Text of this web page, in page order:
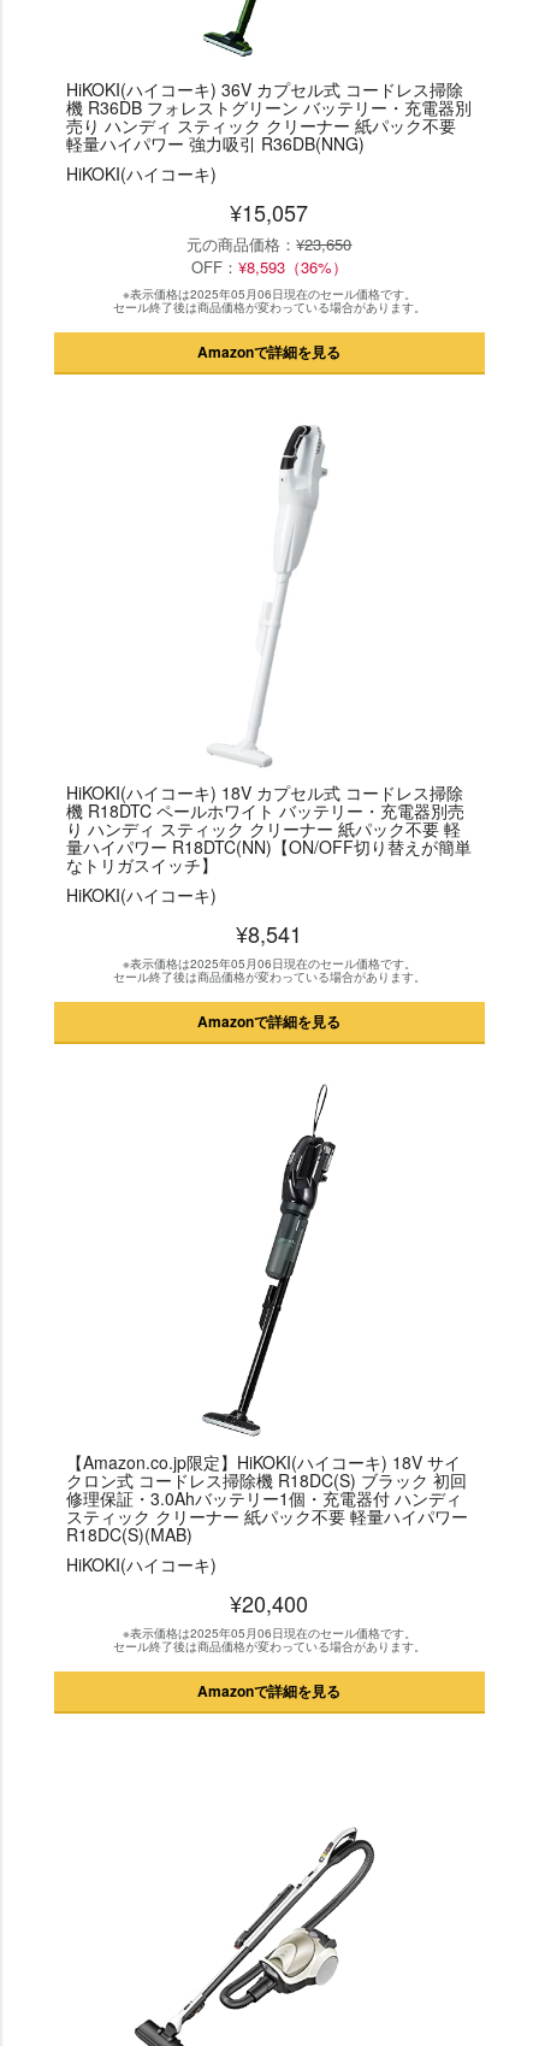
HiKOKI(ハイコーキ) 36V カプセル式 コードレス掃除
機 R36DB フォレストグリーン バッテリー・充電器別
売り ハンディ スティック クリーナー 紙パック不要
軽量ハイパワー 強力吸引 R36DB(NNG)
HiKOKI(ハイコーキ)
¥15,057
元の商品価格：¥23,650
OFF： ¥8,593（36%）
※表示価格は2025年05月06日現在のセール価格です。
セール終了後は商品価格が変わっている場合があります。
Amazonで詳細を見る
HiKOKI(ハイコーキ) 18V カプセル式 コードレス掃除
機 R18DTC ペールホワイト バッテリー・充電器別売
り ハンディ スティック クリーナー 紙パック不要 軽
量ハイパワー R18DTC(NN)【ON/OFF切り替えが簡単
なトリガスイッチ】
HiKOKI(ハイコーキ)
¥8,541
※表示価格は2025年05月06日現在のセール価格です。
セール終了後は商品価格が変わっている場合があります。
Amazonで詳細を見る
【Amazon.co.jp限定】HiKOKI(ハイコーキ) 18V サイ
クロン式 コードレス掃除機 R18DC(S) ブラック 初回
修理保証・3.0Ahバッテリー1個・充電器付 ハンディ
スティック クリーナー 紙パック不要 軽量ハイパワー
R18DC(S)(MAB)
HiKOKI(ハイコーキ)
¥20,400
※表示価格は2025年05月06日現在のセール価格です。
セール終了後は商品価格が変わっている場合があります。
Amazonで詳細を見る